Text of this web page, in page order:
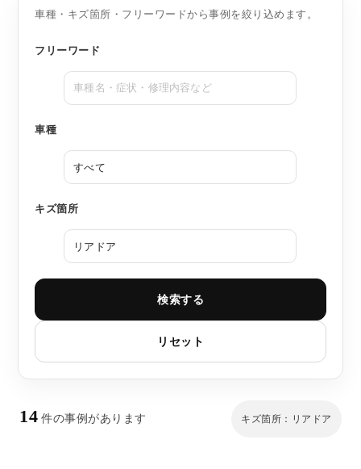
車種・キズ箇所・フリーワードから事例を絞り込めます。
フリーワード
車種
キズ箇所
検索する
リセット
14 件の事例があります キズ箇所：リアドア